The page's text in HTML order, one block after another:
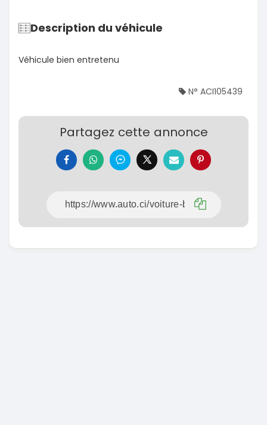
Description du véhicule
Véhicule bien entretenu
N° ACI105439
Partagez cette annonce